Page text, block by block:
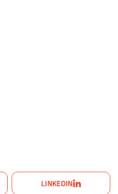
LINKEDIN